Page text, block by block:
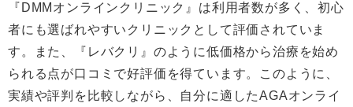
『DMMオンラインクリニック』は利用者数が多く、初心
者にも選ばれやすいクリニックとして評価されていま
す。また、『レバクリ』のように低価格から治療を始め
られる点が口コミで好評価を得ています。このように、
実績や評判を比較しながら、自分に適したAGAオンライ